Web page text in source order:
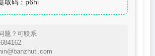
取码：p6hi
题？可联系